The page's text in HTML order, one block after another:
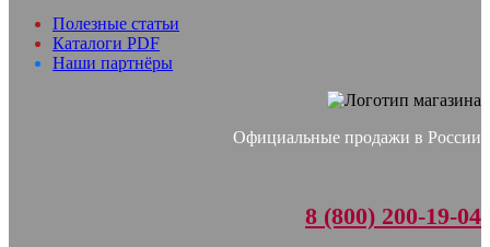
Полезные статьи
Каталоги PDF
Наши партнёры
Официальные продажи в России
8 (800) 200-19-04